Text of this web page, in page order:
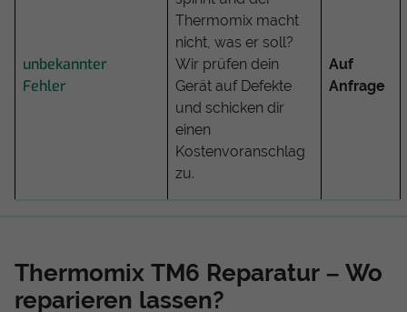
unbekannter
Fehler
Thermomix macht
nicht, was er soll?
Wir prüfen dein
Gerät auf Defekte
und schicken dir
einen
Kostenvoranschlag
zu.
Auf
Anfrage
Thermomix TM6 Reparatur – Wo
reparieren lassen?